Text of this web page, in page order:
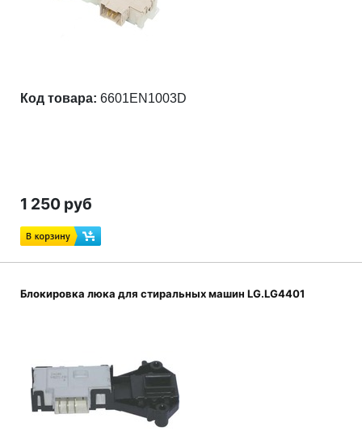
Код товара: 6601EN1003D
1 250 руб
Блокировка люка для стиральных машин LG.LG4401